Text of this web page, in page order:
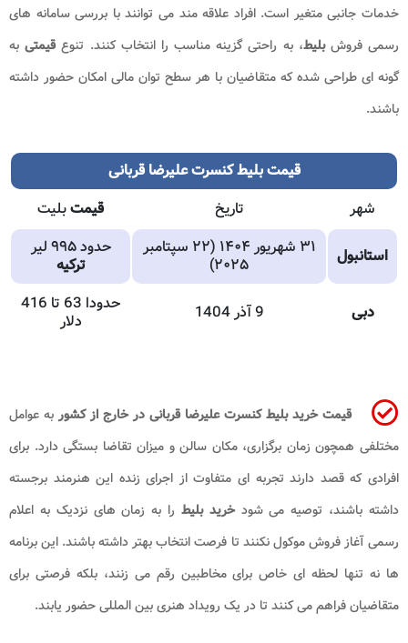
خدمات جانبی متغیر است. افراد علاقه مند می توانند با بررسی سامانه های
رسمی فروشبلیط، به راحتی گزینه مناسب را انتخاب کنند. تنوعقیمتی به
گونه ای طراحی شده که متقاضیان با هر سطح توان مالی امکان حضور داشته
باشند.
قیمت بلیط کنسرت علیرضا قربانی
شهر
تاریخ قیمتبلیت
استانبول
۳۱ شهریور ۱۴۰۴ (۲۲ سپتامبر
۲۰۲۵)
حدود ۹۹۵ لیر
ترکیه
دبی 9 آذر 1404
حدودا 63 تا 416
دلار
قیمت خرید بلیط کنسرت علیرضا قربانی در خارج از کشوربه عوامل
مختلفی همچون زمان برگزاری، مکان سالن و میزان تقاضا بستگی دارد. برای
افرادی که قصد دارند تجربه ای متفاوت از اجرای زنده این هنرمند برجسته
داشته باشند، توصیه می شودخرید بلیط را به زمان های نزدیک به اعلام
رسمی آغاز فروش موکول نکنند تا فرصت انتخاب بهتر داشته باشند. این برنامه
ها نه تنها لحظه ای خاص برای مخاطبین رقم می زنند، بلکه فرصتی برای
متقاضیان فراهم می کنند تا در یک رویداد هنری بین المللی حضور یابند.